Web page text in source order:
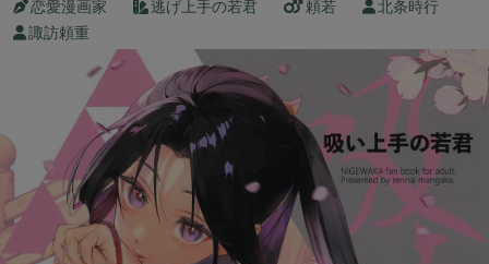
恋愛漫画家 逃げ上手の若君 頼若
北条時行
諏訪頼重